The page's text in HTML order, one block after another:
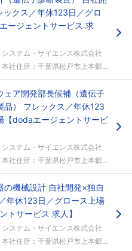
クス／年休123日／グロ
ージェントサービス 求
ステム・サイエンス株式会社
社住所：千葉県松戸市上本郷88 勤...
ェア開発部長候補（遺伝子
品） フレックス／年休123
【dodaエージェントサービ
ステム・サイエンス株式会社
社住所：千葉県松戸市上本郷88 勤...
の機械設計 自社開発×独自
年休123日／グロース上場
トサービス 求人】
ステム・サイエンス株式会社
社住所：千葉県松戸市上本郷88 勤...